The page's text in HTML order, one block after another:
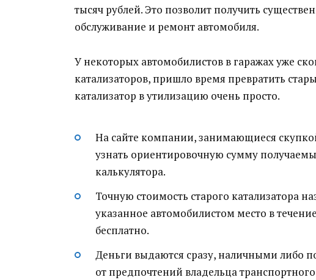
тысяч рублей. Это позволит получить
обслуживание и ремонт автомобиля.
У некоторых автомобилистов в гаражах уже
катализаторов, пришло время превратить
катализатор в утилизацию очень просто.
На сайте компании, занимающиеся
узнать ориентировочную сумму
калькулятора.
Точную стоимость старого катализатора
указанное автомобилистом место в
бесплатно.
Деньги выдаются сразу, наличными либо
от предпочтений владельца транспортного